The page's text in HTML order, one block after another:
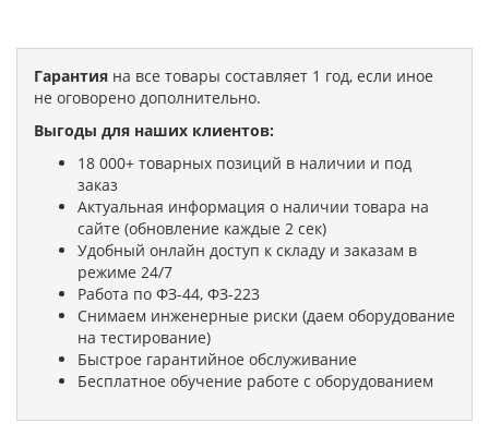
Гарантия на все товары составляет 1 год, если иное
не оговорено дополнительно.
Выгоды для наших клиентов:
18 000+ товарных позиций в наличии и под
заказ
Актуальная информация о наличии товара на
сайте (обновление каждые 2 сек)
Удобный онлайн доступ к складу и заказам в
режиме 24/7
Работа по ФЗ-44, ФЗ-223
Снимаем инженерные риски (даем оборудование
на тестирование)
Быстрое гарантийное обслуживание
Бесплатное обучение работе с оборудованием